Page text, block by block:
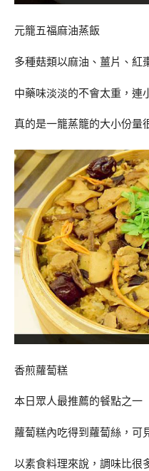
元籠五福麻油蒸飯
多種菇類以麻油、薑片、紅
中藥味淡淡的不會太重，連
真的是一籠蒸籠的大小份量
香煎蘿蔔糕
本日眾人最推薦的餐點之一
蘿蔔糕內吃得到蘿蔔絲，可
以素食料理來說，調味比很